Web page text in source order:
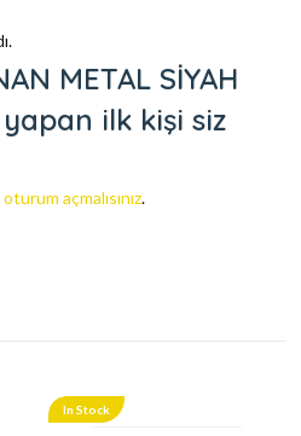
METAL SİYAH
ilk kişi siz
oturum açmalısınız.
In Stock